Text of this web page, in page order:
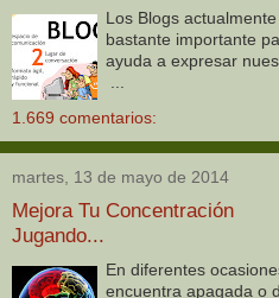
Los Blogs
bastante importante
ayuda a expresar
1.669 comentarios:
martes, 13 de mayo de 2014
Mejora Tu Concentración
Jugando...
En diferentes
encuentra apagada o